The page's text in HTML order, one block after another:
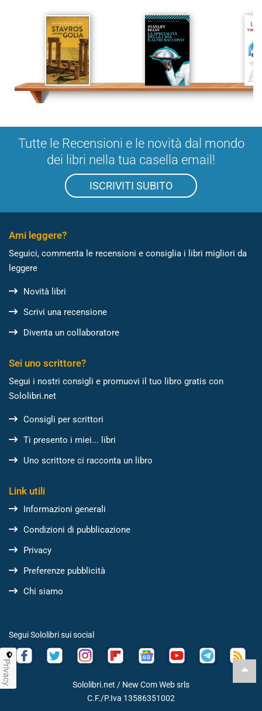
Tutte le Recensioni e le novità dal mondo
dei libri nella tua casella email!
ISCRIVITI SUBITO
Ami leggere?
Seguici, commenta le recensioni e consiglia i libri migliori da
leggere
Novità libri
Scrivi una recensione
Diventa un collaboratore
Sei uno scrittore?
Segui i nostri consigli e promuovi il tuo libro gratis con
Sololibri.net
Consigli per scrittori
Ti presento i miei... libri
Uno scrittore ci racconta un libro
Link utili
Informazioni generali
Condizioni di pubblicazione
Privacy
Preferenze pubblicità
Chi siamo
Segui Sololibri sui social
Sololibri.net / New Com Web srls
C.F./P.Iva 13586351002
Privacy